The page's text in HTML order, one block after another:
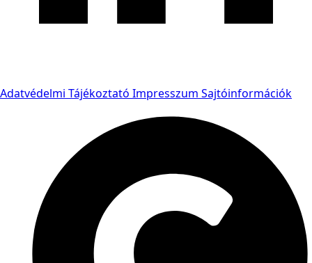
Adatvédelmi Tájékoztató Impresszum Sajtóinformációk